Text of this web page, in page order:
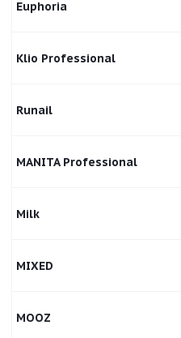
Euphoria
Klio Professional
Runail
MANITA Professional
Milk
MIXED
MOOZ